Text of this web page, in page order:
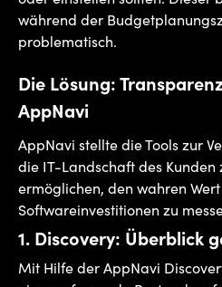
während der
problematisch.
Die Lösung:
AppNavi
AppNavi stellte die Tools zur
die IT-Landschaft des Kunden
ermöglichen, den wahren
Softwareinvestitionen zu
1. Discovery: Überblick
Mit Hilfe der AppNavi